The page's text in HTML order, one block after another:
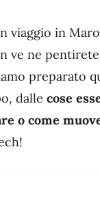
viaggio in
ve ne
preparato
dalle cose
o come